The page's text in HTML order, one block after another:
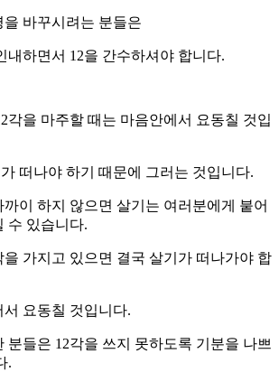
을 바꾸시려는 분들은
내하면서 12을 간수하셔야 합니다.
각을 마주할 때는 마음안에서 요동칠 것입
떠나야 하기 때문에 그러는 것입니다.
까이 하지 않으면 살기는 여러분에게 붙어
수 있습니다.
을 가지고 있으면 결국 살기가 떠나가야 합
요동칠 것입니다.
분들은 12각을 쓰지 못하도록 기분을 나쁘
.